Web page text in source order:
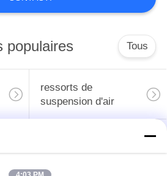
de
d'air
402
populaires Tous
ressorts de
suspension d'air